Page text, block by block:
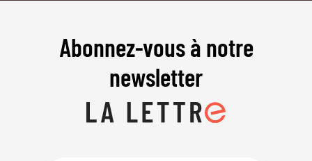
Abonnez-vous à notre
newsletter